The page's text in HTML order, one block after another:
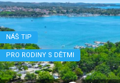
NÁŠ TIP
PRO RODINY S DĚTMI